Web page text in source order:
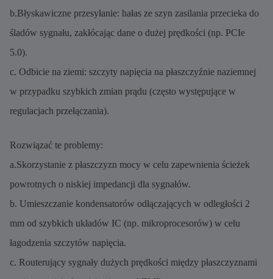
b.Błyskawiczne przesyłanie: hałas ze szyn zasilania przecieka do
śladów sygnału, zakłócając dane o dużej prędkości (np. PCIe
5.0).
c. Odbicie na ziemi: szczyty napięcia na płaszczyźnie naziemnej
w przypadku szybkich zmian prądu (często występujące w
regulacjach przełączania).
Rozwiązać te problemy:
a.Skorzystanie z płaszczyzn mocy w celu zapewnienia ścieżek
powrotnych o niskiej impedancji dla sygnałów.
b. Umieszczanie kondensatorów odłączających w odległości 2
mm od szybkich układów IC (np. mikroprocesorów) w celu
łagodzenia szczytów napięcia.
c. Routerujący sygnały dużych prędkości między płaszczyznami